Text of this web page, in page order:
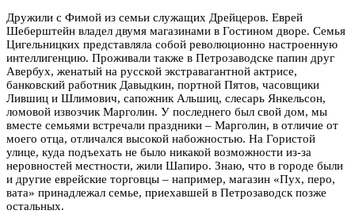
Дружили с Фимой из семьи служащих Дрейцеров. Еврей
Шеберштейн владел двумя магазинами в Гостином дворе. Семья
Цигельницких представляла собой революционно настроенную
интеллигенцию. Проживали также в Петрозаводске папин друг
Авербух, женатый на русской экстравагантной актрисе,
банковский работник Давыдкин, портной Пятов, часовщики
Лившиц и Шлимович, сапожник Альшиц, слесарь Янкельсон,
ломовой извозчик Марголин. У последнего был свой дом, мы
вместе семьями встречали праздники – Марголин, в отличие от
моего отца, отличался высокой набожностью. На Гористой
улице, куда подъехать не было никакой возможности из-за
неровностей местности, жили Шапиро. Знаю, что в городе были
и другие еврейские торговцы – например, магазин «Пух, перо,
вата» принадлежал семье, приехавшей в Петрозаводск позже
остальных.